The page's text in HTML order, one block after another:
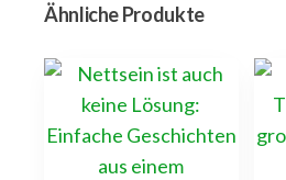
Ähnliche Produkte